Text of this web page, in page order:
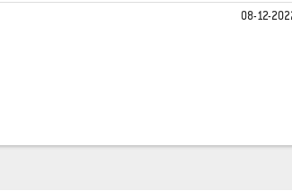
08-12-